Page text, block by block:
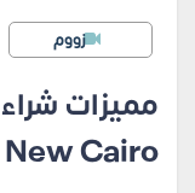
زووم
Cairo